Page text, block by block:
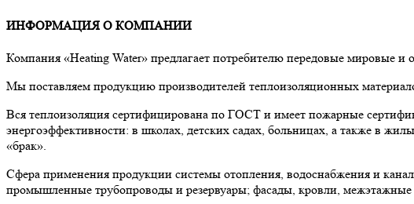
ИНФОРМАЦИЯ О КОМПАНИИ
Компания «Heating Water» предлагает потребителю передовые мировые
Мы поставляем продукцию производителей теплоизоляционных
Вся теплоизоляция сертифицирована по ГОСТ и имеет пожарные
энергоэффективности: в школах, детских садах, больницах, а также в
«брак».
Сфера применения продукции системы отопления, водоснабжения и
промышленные трубопроводы и резервуары; фасады, кровли, межэтажные